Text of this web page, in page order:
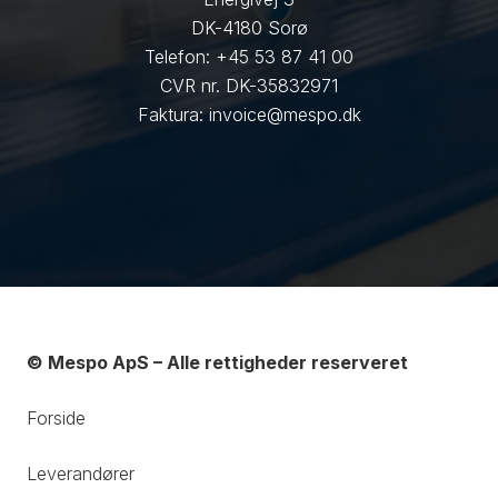
DK-4180 Sorø
Telefon: +45 53 87 41 00
CVR nr. DK-35832971
Faktura: invoice@mespo.dk
© Mespo ApS – Alle rettigheder reserveret
Forside
Leverandører